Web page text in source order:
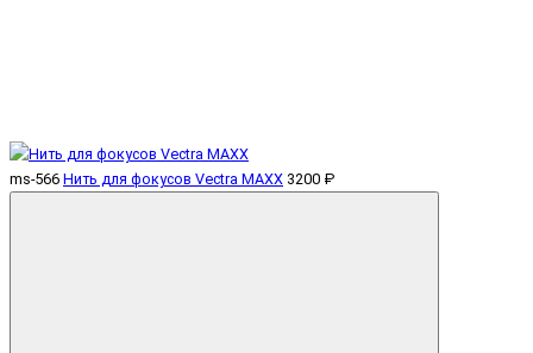
ms-566 Нить для фокусов Vectra MAXX 3200 ₽